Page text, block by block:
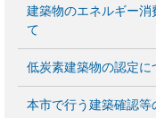
建築物のエネルギー
て
低炭素建築物の認定に
本市で行う建築確認